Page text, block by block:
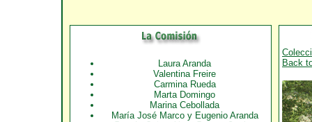
Laura Aranda
Valentina Freire
Carmina Rueda
Marta Domingo
Marina Cebollada
María José Marco y Eugenio Aranda
Back